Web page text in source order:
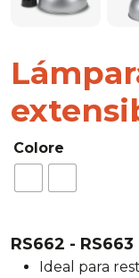
Colore
RS662 - RS663
Ideal para